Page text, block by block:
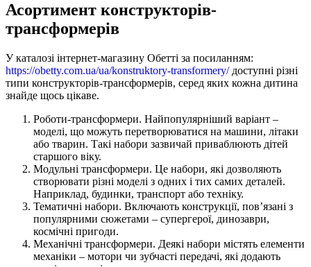
Асортимент конструкторів-
трансформерів
У каталозі інтернет-магазину Обетті за посиланням:
https://obetty.com.ua/ua/konstruktory-transformery/доступні різні
типи конструкторів-трансформерів, серед яких кожна дитина
знайде щось цікаве.
Роботи-трансформери. Найпопулярніший варіант –
моделі, що можуть перетворюватися на машини, літаки
або тварин. Такі набори зазвичай приваблюють дітей
старшого віку.
Модульні трансформери. Це набори, які дозволяють
створювати різні моделі з одних і тих самих деталей.
Наприклад, будинки, транспорт або техніку.
Тематичні набори. Включають конструкції, пов’язані з
популярними сюжетами – супергерої, динозаври,
космічні пригоди.
Механічні трансформери. Деякі набори містять елементи
механіки – мотори чи зубчасті передачі, які додають